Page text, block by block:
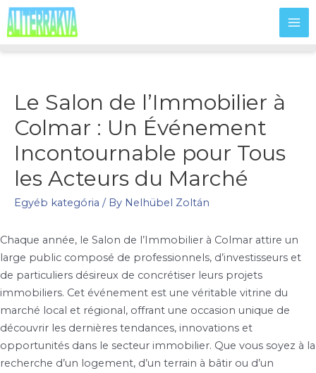
Le Salon de l’Immobilier à
Colmar : Un Événement
Incontournable pour Tous
les Acteurs du Marché
Egyéb kategória / By Nelhübel Zoltán
Chaque année, le Salon de l’Immobilier à Colmar attire un
large public composé de professionnels, d’investisseurs et
de particuliers désireux de concrétiser leurs projets
immobiliers. Cet événement est une véritable vitrine du
marché local et régional, offrant une occasion unique de
découvrir les dernières tendances, innovations et
opportunités dans le secteur immobilier. Que vous soyez à la
recherche d’un logement, d’un terrain à bâtir ou d’un